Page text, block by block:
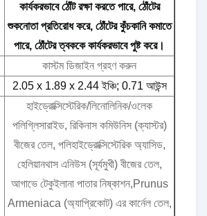
কার্যকরভাবে ঠোঁট রক্ষা করতে পারে, ঠোঁটের
শুকনোতা প্রতিরোধ করে, ঠোঁটের কুঁচকানি কমাতে
পারে, ঠোঁটের ত্বককে কার্যকরভাবে পুষ্ট করে।
কাস্টম ডিজাইন গ্রহণ করুন
2.05 x 1.89 x 2.44 ইঞ্চি; 0.71 আউন্স
হাইড্রোক্সিস্টেরিক/লিনোলিনিক/ওলেক
পলিগ্লিসারাইড, রিকিনাস কমিউনিস (ক্যাস্টর)
বীজের তেল, পলিহাইড্রোক্সিস্টেরিক অ্যাসিড,
হেলিয়ানথাস এনিউস (সূর্যমুখী) বীজের তেল,
আগাভে টেকুইলানা পাতার নিষ্কাশন,Prunus
Armeniaca (অ্যাপ্রিকোট) এর কার্নেল তেল,